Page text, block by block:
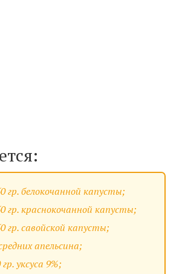
гр. белокочанной капусты;
гр. краснокочанной капусты;
гр. савойской капусты;
апельсина;
гр. уксуса 9%;